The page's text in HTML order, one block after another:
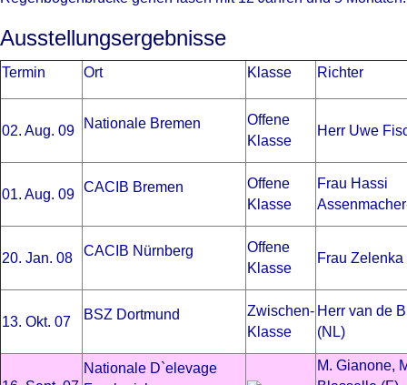
Ausstellungsergebnisse
Termin Ort Klasse Richter
02. Aug. 09 Nationale Bremen
Offene
Klasse
Herr Uwe
01. Aug. 09 CACIB Bremen
Offene
Klasse
Frau Hassi
20. Jan. 08 CACIB Nürnberg
Offene
Klasse
Frau Zelenka
13. Okt. 07 BSZ Dortmund
Zwischen-
Klasse
Herr van de
(NL)
Nationale D`elevage
M. Gianone,